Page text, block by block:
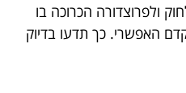
ולפרוצדורה הכרוכה בו
האפשרי. כך תדעו בדיוק